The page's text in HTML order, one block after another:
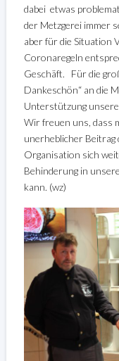
dabei etwas
der Metzgerei immer
aber für die Situation
Coronaregeln
Geschäft. Für die
Dankeschön“ an die
Unterstützung
Wir freuen uns, dass
unerheblicher Beitrag
Organisation sich
Behinderung in
kann. (wz)